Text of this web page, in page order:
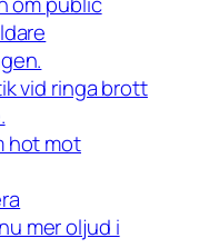
vid ringa brott
hot mot
mer oljud i